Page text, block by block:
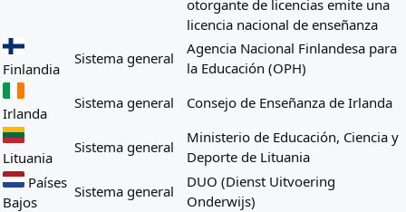
otorgante de licencias emite una
licencia nacional de enseñanza
Finlandia
Sistema general
Agencia Nacional Finlandesa para
la Educación (OPH)
Irlanda
Sistema general Consejo de Enseñanza de Irlanda
Lituania
Sistema general
Ministerio de Educación, Ciencia y
Deporte de Lituania
Países
Bajos
Sistema general
DUO (Dienst Uitvoering
Onderwijs)